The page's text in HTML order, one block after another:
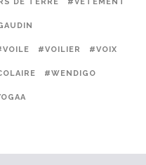
#VOILIER #VOIX
#WENDIGO